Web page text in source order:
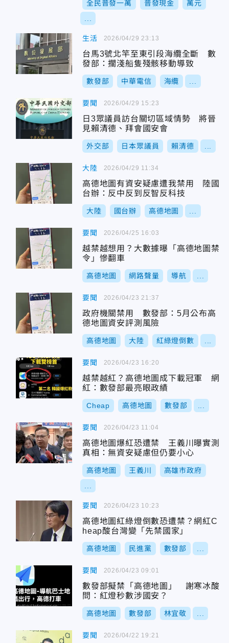
全民普發一萬 普發現金 萬元
生活
台馬3號北竿至東引段海纜全斷 數
發部：擱淺船隻殘骸移動導致
數發部 中華電信 海纜
2026/04/29 23:13
要聞
日3眾議員訪台關切區域情勢 將晉
見賴清德、拜會國安會
外交部 日本眾議員 賴清德
2026/04/29 15:23
大陸
高德地圖有資安疑慮遭我禁用 陸國
台辦：反中反到反智反科技
大陸 國台辦 高德地圖
2026/04/29 11:34
要聞
越禁越想用？大數據曝「高德地圖禁
令」慘翻車
高德地圖 網路聲量 導航
2026/04/25 16:03
要聞
政府機關禁用 數發部：5月公布高
德地圖資安評測風險
高德地圖 大陸 紅綠燈倒數
2026/04/23 21:37
要聞
越禁越紅？高德地圖成下載冠軍 網
紅：數發部最亮眼政績
Cheap 高德地圖 數發部
2026/04/23 16:20
要聞
高德地圖爆紅恐遭禁 王義川曝實測
真相：無資安疑慮但仍要小心
高德地圖 王義川 高雄市政府
2026/04/23 11:04
要聞
高德地圖紅綠燈倒數恐遭禁？網紅C
heap酸台灣變「先禁國家」
高德地圖 民進黨 數發部
2026/04/23 10:23
要聞
數發部擬禁「高德地圖」 謝寒冰酸
問：紅燈秒數涉國安？
高德地圖 數發部 林宜敬
2026/04/23 09:01
要聞 2026/04/22 19:21